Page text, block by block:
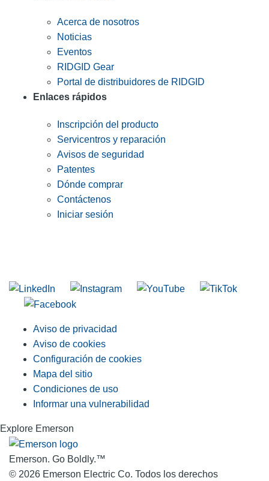
Acerca de nosotros
Noticias
Eventos
RIDGID Gear
Portal de distribuidores de RIDGID
Enlaces rápidos
Inscripción del producto
Servicentros y reparación
Avisos de seguridad
Patentes
Dónde comprar
Contáctenos
Iniciar sesión
Aviso de privacidad
Aviso de cookies
Configuración de cookies
Mapa del sitio
Condiciones de uso
Informar una vulnerabilidad
Explore Emerson
Emerson. Go Boldly.™
© 2026 Emerson Electric Co. Todos los derechos